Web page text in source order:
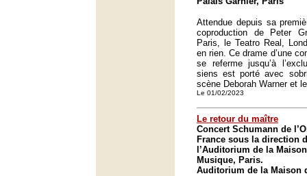
Attendue depuis sa
coproduction de Peter
Paris, le Teatro Real,
en rien. Ce drame d’une
se referme jusqu’à
siens est porté avec
scène Deborah Warner et
Le 01/02/2023
Le retour du maître
Concert Schumann de
France sous la direction
l’Auditorium de la
Musique, Paris.
Auditorium de la Maison